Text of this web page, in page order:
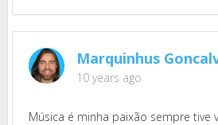
Marquinhus
10 years ago
Música é minha paixão sempre tive